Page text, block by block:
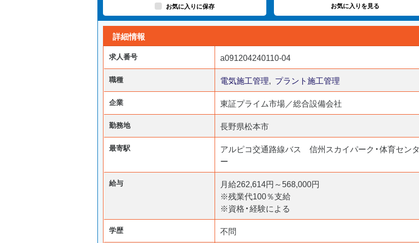
お気に入りに保存 お気に入りを見る
詳細情報
求人番号 a091204240110-04
職種 電気施工管理, プラント施工管理
企業 東証プライム市場／総合設備会社
勤務地 長野県松本市
最寄駅
アルピコ交通路線バス 信州スカイパーク・体育センタ
ー
給与
月給262,614円～568,000円
※残業代100％支給
※資格・経験による
学歴 不問